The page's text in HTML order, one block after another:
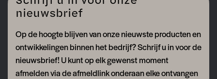
nieuwsbrief
Op de hoogte blijven van onze nieuwste producten en
ontwikkelingen binnen het bedrijf? Schrijf u in voor de
nieuwsbrief! U kunt op elk gewenst moment
afmelden via de afmeldlink onderaan elke ontvangen